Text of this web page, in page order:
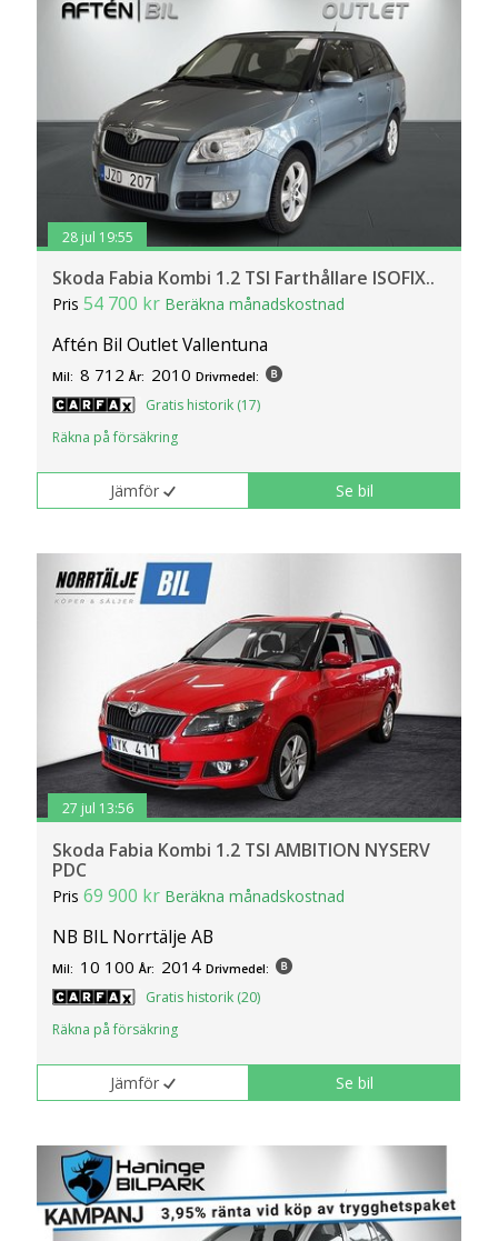
klickar du på Anpassa. Du kan alltid ändra dina
inställningar för cookies.
28 jul 19:55
Skoda Fabia Kombi 1.2 TSI Farthållare ISOFIX..
Pris54 700 kr Beräkna månadskostnad
Aftén Bil Outlet Vallentuna
Mil: 8 712 År: 2010 Drivmedel:
Gratis historik (17)
Räkna på försäkring
Jämför Se bil
27 jul 13:56
Skoda Fabia Kombi 1.2 TSI AMBITION NYSERV
PDC
Pris69 900 kr Beräkna månadskostnad
NB BIL Norrtälje AB
Mil: 10 100 År: 2014 Drivmedel:
Gratis historik (20)
Räkna på försäkring
Jämför Se bil